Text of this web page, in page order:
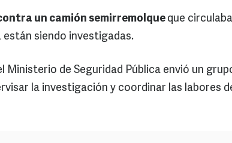
un camión semirremolque que
están siendo investigadas.
Ministerio de Seguridad Pública envió un
la investigación y coordinar las labores